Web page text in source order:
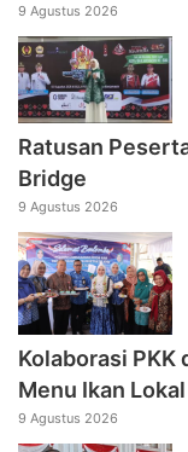
9 Agustus 2026
Ratusan
Bridge
9 Agustus 2026
Kolaborasi PKK
Menu Ikan
9 Agustus 2026